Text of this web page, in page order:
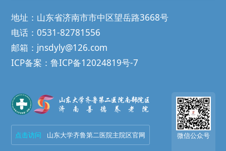
地址：山东省济南市市中区望岳路3668号
电话：0531-82781556
邮箱：jnsdyly@126.com
ICP备案：鲁ICP备12024819号-7
点击访问 山东大学齐鲁第二医院主院区官网 微信公众号